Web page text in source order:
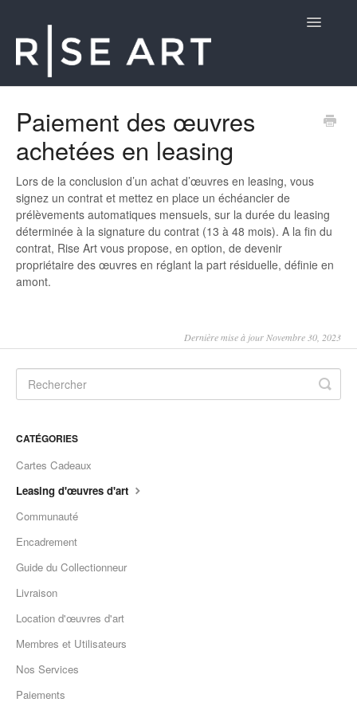
Toggle
Paiement des œuvres
achetées en leasing
Lors de la conclusion d’un achat d’œuvres en leasing, vous
signez un contrat et mettez en place un échéancier de
prélèvements automatiques mensuels, sur la durée du leasing
déterminée à la signature du contrat (13 à 48 mois). A la fin du
contrat, Rise Art vous propose, en option, de devenir
propriétaire des œuvres en réglant la part résiduelle, définie en
amont.
Dernière mise à jour Novembre 30, 2023
CATÉGORIES
Cartes Cadeaux
Leasing d'œuvres d'art
Communauté
Encadrement
Guide du Collectionneur
Livraison
Location d'œuvres d'art
Membres et Utilisateurs
Nos Services
Paiements